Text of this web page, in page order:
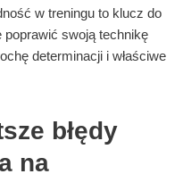
w treningu to klucz do
swoją technikę
determinacji i właściwe
błędy
na